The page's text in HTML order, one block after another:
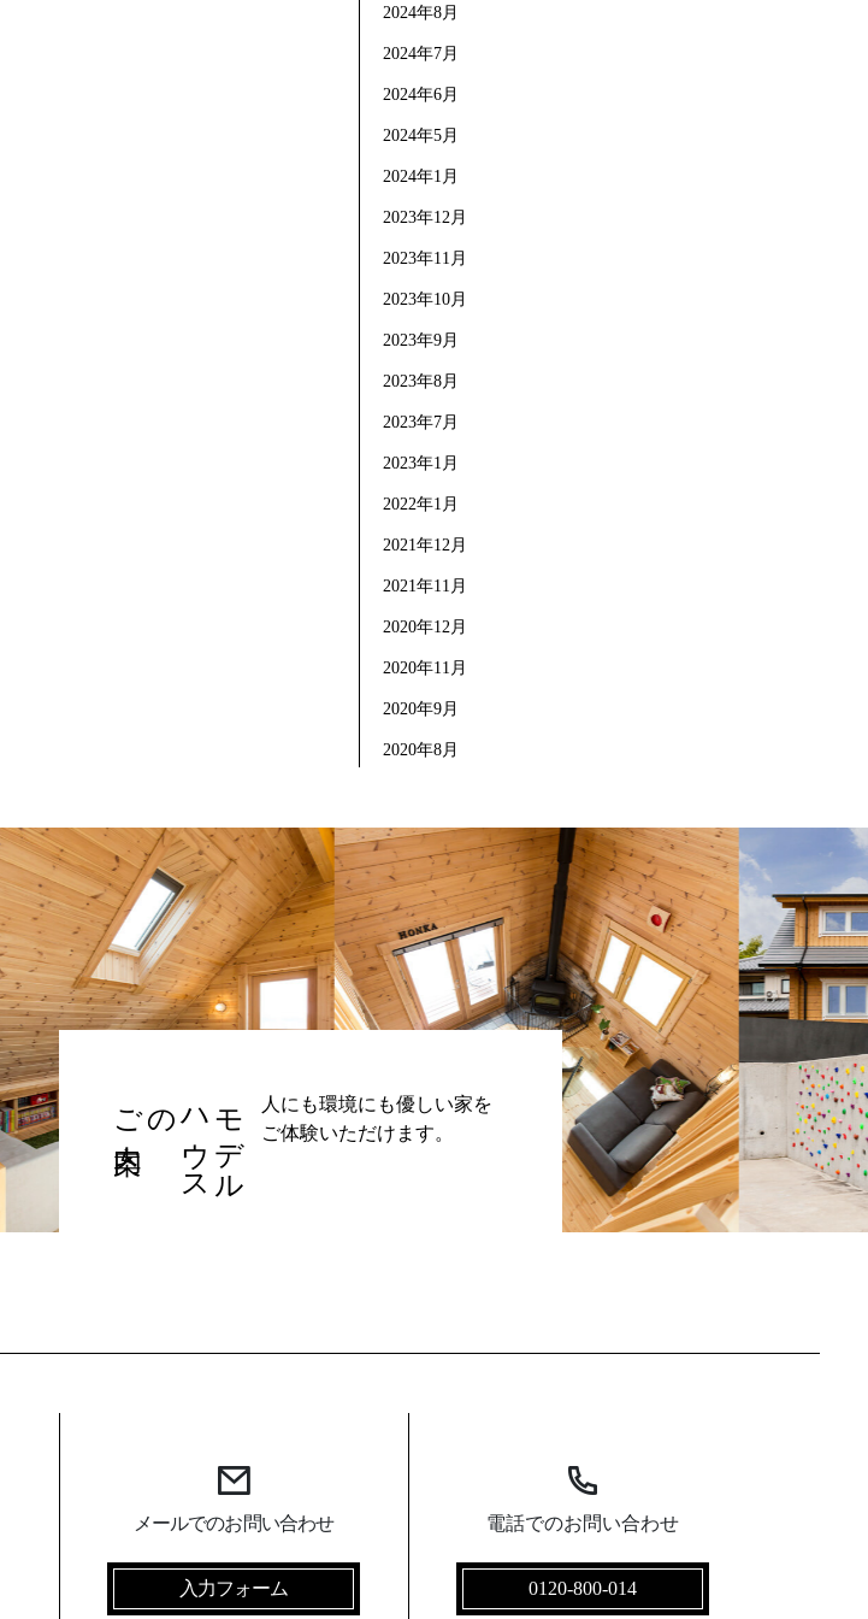
2024年8月
2024年7月
2024年6月
2024年5月
2024年1月
2023年12月
2023年11月
2023年10月
2023年9月
2023年8月
2023年7月
2023年1月
2022年1月
2021年12月
2021年11月
2020年12月
2020年11月
2020年9月
2020年8月
モ
デ
ル
ハ
ウ
ス
の
ご案内
人にも環境にも優しい家を
ご体験いただけます。
メールでのお問い合わせ
入力フォーム
電話でのお問い合わせ
0120-800-014